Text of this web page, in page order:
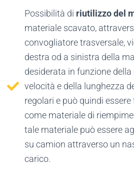
Possibilità di riutilizzo del
materiale scavato,
convogliatore trasversale,
destra od a sinistra della
desiderata in funzione
velocità e della lunghezza
regolari e può quindi
come materiale di
tale materiale può essere
su camion attraverso un
carico.